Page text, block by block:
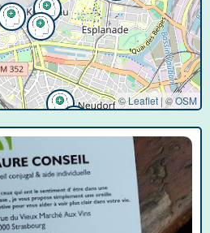
© Leaflet |©OSM